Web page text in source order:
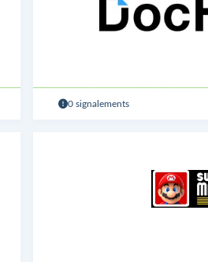
0 signalements